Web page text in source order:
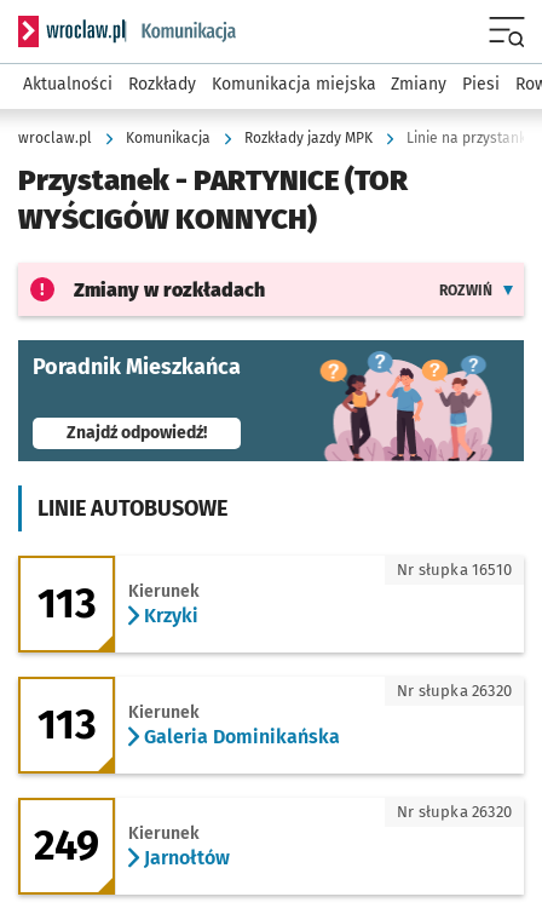
Serwis informacyjny wroclaw.pl podserwis: Komunikacja
Aktualności Rozkłady Komunikacja miejska Zmiany Piesi
wroclaw.pl Komunikacja Rozkłady jazdy MPK Linie na przystanku
Przystanek - PARTYNICE (TOR
WYŚCIGÓW KONNYCH)
Zmiany w rozkładach ROZWIŃ
Poradnik Mieszkańca
Znajdź odpowiedź!- otworzy się w nowej karcie
LINIE AUTOBUSOWE
113 - kierunek Krzyki
113 Kierunek
Krzyki
Nr słupka 16510
113 - kierunek Galeria Dominikańska
113 Kierunek
Galeria Dominikańska
Nr słupka 26320
249 - kierunek Jarnołtów
249 Kierunek
Jarnołtów
Nr słupka 26320